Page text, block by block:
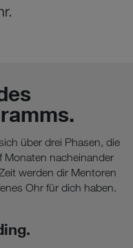
über drei Phasen, die
Monaten nacheinander
werden dir Mentoren
Ohr für dich haben.